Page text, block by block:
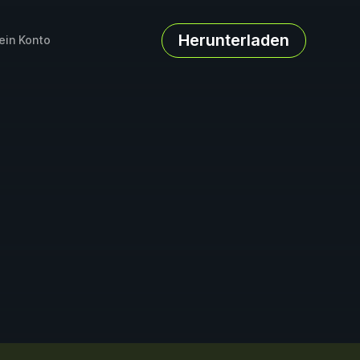
Konto Herunterladen